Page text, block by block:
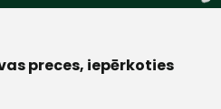
preces, iepērkoties